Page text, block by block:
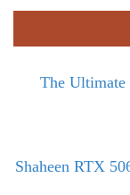
The Ultimate
Shaheen RTX